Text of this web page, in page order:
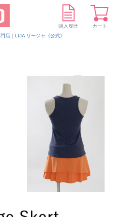
店｜LIJA リージャ《公式》
購入履歴 カート